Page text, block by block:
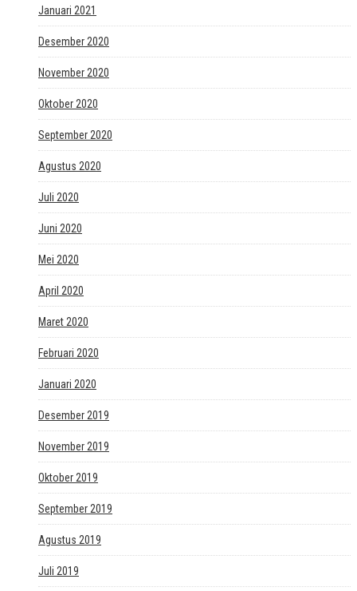
Januari 2021
Desember 2020
November 2020
Oktober 2020
September 2020
Agustus 2020
Juli 2020
Juni 2020
Mei 2020
April 2020
Maret 2020
Februari 2020
Januari 2020
Desember 2019
November 2019
Oktober 2019
September 2019
Agustus 2019
Juli 2019